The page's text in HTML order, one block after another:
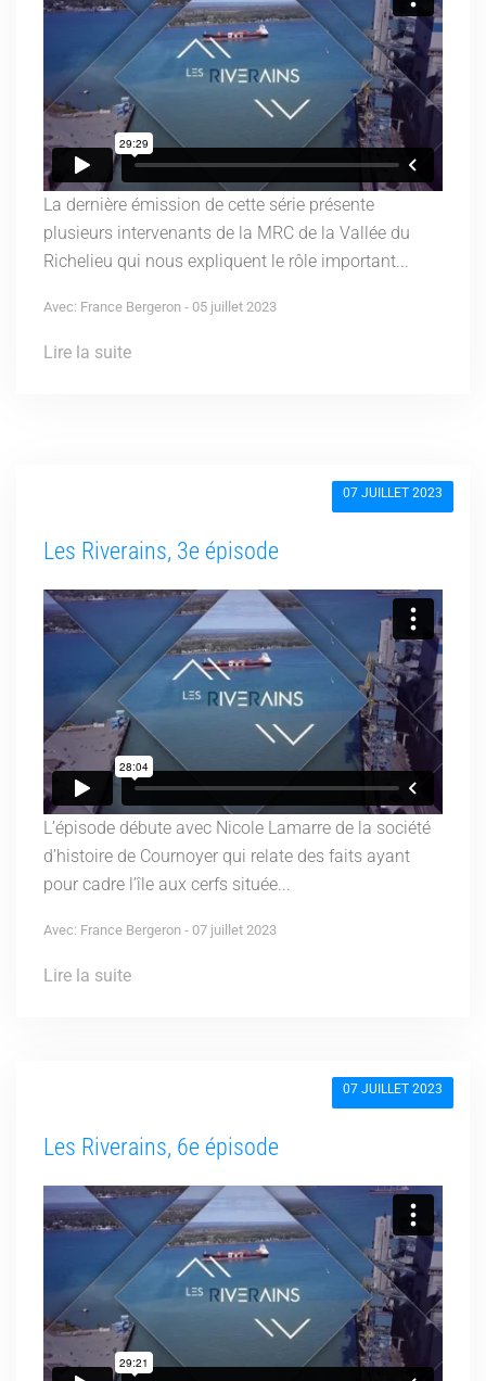
La dernière émission de cette série présente
plusieurs intervenants de la MRC de la Vallée du
Richelieu qui nous expliquent le rôle important...
Avec: France Bergeron - 05 juillet 2023
Lire la suite
07 JUILLET 2023
Les Riverains, 3e épisode
L’épisode débute avec Nicole Lamarre de la société
d’histoire de Cournoyer qui relate des faits ayant
pour cadre l’île aux cerfs située...
Avec: France Bergeron - 07 juillet 2023
Lire la suite
07 JUILLET 2023
Les Riverains, 6e épisode